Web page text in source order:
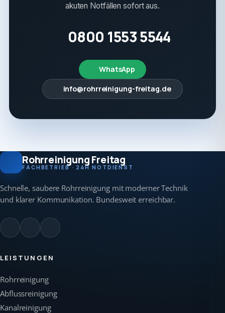
akuten Notfällen sofort aus.
0800 1553 5544
WhatsApp
info@rohrreinigung-freitag.de
Rohrreinigung Freitag
FACHBETRIEB · 24H NOTDIENST
Schnelle, saubere Rohrreinigung mit moderner Technik
und klarer Kommunikation. Bundesweit erreichbar.
LEISTUNGEN
Rohrreinigung
Abflussreinigung
Kanalreinigung